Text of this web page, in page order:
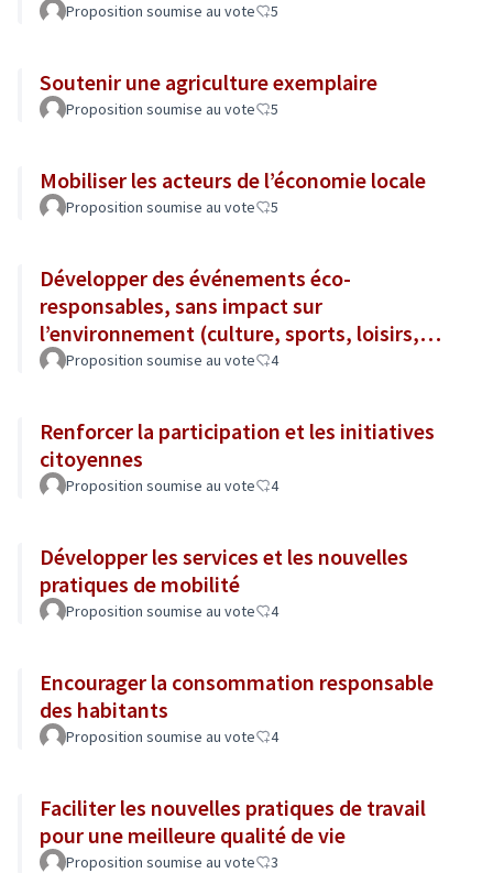
Proposition soumise au vote 5
Soutenir une agriculture exemplaire
Proposition soumise au vote 5
Mobiliser les acteurs de l’économie locale
Proposition soumise au vote 5
Développer des événements éco-
responsables, sans impact sur
l’environnement (culture, sports, loisirs,
tourisme...)
Proposition soumise au vote 4
Renforcer la participation et les initiatives
citoyennes
Proposition soumise au vote 4
Développer les services et les nouvelles
pratiques de mobilité
Proposition soumise au vote 4
Encourager la consommation responsable
des habitants
Proposition soumise au vote 4
Faciliter les nouvelles pratiques de travail
pour une meilleure qualité de vie
Proposition soumise au vote 3